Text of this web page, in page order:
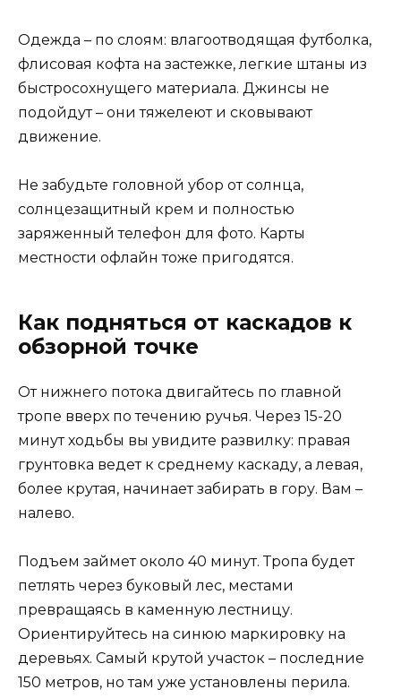
Одежда – по слоям: влагоотводящая футболка,
флисовая кофта на застежке, легкие штаны из
быстросохнущего материала. Джинсы не
подойдут – они тяжелеют и сковывают
движение.
Не забудьте головной убор от солнца,
солнцезащитный крем и полностью
заряженный телефон для фото. Карты
местности офлайн тоже пригодятся.
Как подняться от каскадов к
обзорной точке
От нижнего потока двигайтесь по главной
тропе вверх по течению ручья. Через 15-20
минут ходьбы вы увидите развилку: правая
грунтовка ведет к среднему каскаду, а левая,
более крутая, начинает забирать в гору. Вам –
налево.
Подъем займет около 40 минут. Тропа будет
петлять через буковый лес, местами
превращаясь в каменную лестницу.
Ориентируйтесь на синюю маркировку на
деревьях. Самый крутой участок – последние
150 метров, но там уже установлены перила.